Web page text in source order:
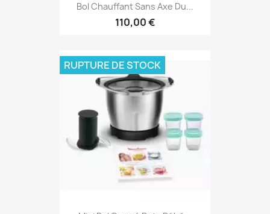
Bol Chauffant Sans Axe Du...
110,00 €
RUPTURE DE STOCK